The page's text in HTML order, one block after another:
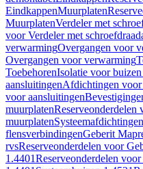
EindkappenMuurplaten
MuurplatenVerdeler met
voor Verdeler met
verwarmingOvergangen voor
Overgangen voor verwarming
ToebehorenIsolatie voor
aansluitingenAfdichtingen
voor aansluitingen
muurplatenReserveonderdelen
muurplatenSysteemafdichtingen
flensverbindingenGeberit
rvsReserveonderdelen voor
1.4401Reserveonderdelen